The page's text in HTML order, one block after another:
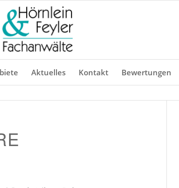
Aktuelles Kontakt Bewertungen